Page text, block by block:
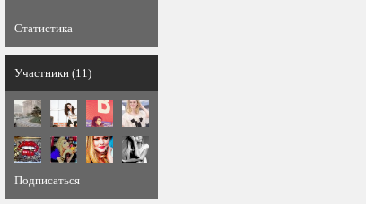
Статистика
Участники (11)
Подписаться